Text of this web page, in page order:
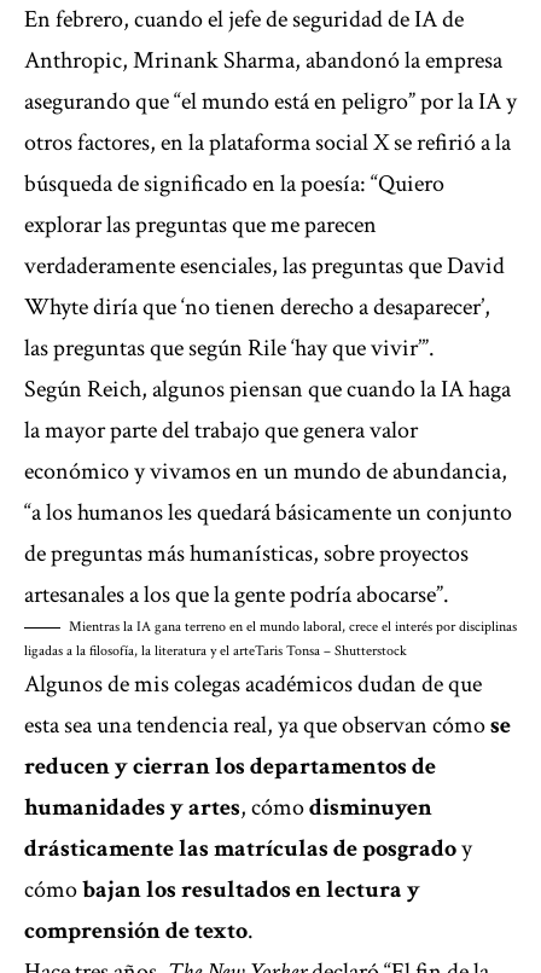
En febrero, cuando el jefe de seguridad de IA de
Anthropic, Mrinank Sharma, abandonó la empresa
asegurando que “el mundo está en peligro” por la IA y
otros factores, en la plataforma social X se refirió a la
búsqueda de significado en la poesía: “Quiero
explorar las preguntas que me parecen
verdaderamente esenciales, las preguntas que David
Whyte diría que ‘no tienen derecho a desaparecer’,
las preguntas que según Rile ‘hay que vivir’”.
Según Reich, algunos piensan que cuando la IA haga
la mayor parte del trabajo que genera valor
económico y vivamos en un mundo de abundancia,
“a los humanos les quedará básicamente un conjunto
de preguntas más humanísticas, sobre proyectos
artesanales a los que la gente podría abocarse”.
Mientras la IA gana terreno en el mundo laboral, crece el interés por disciplinas
ligadas a la filosofía, la literatura y el arteTaris Tonsa – Shutterstock
Algunos de mis colegas académicos dudan de que
esta sea una tendencia real, ya que observan cómose
reducen y cierran los departamentos de
humanidades y artes, cómodisminuyen
drásticamente las matrículas de posgradoy
cómobajan los resultados en lectura y
comprensión de texto.